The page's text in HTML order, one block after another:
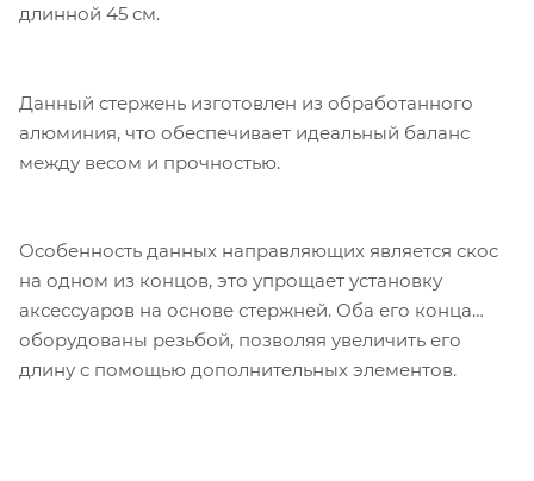
длинной 45 см.
Данный стержень изготовлен из обработанного
алюминия, что обеспечивает идеальный баланс
между весом и прочностью.
Особенность данных направляющих является скос
на одном из концов, это упрощает установку
аксессуаров на основе стержней. Оба его конца
оборудованы резьбой, позволяя увеличить его
длину с помощью дополнительных элементов.